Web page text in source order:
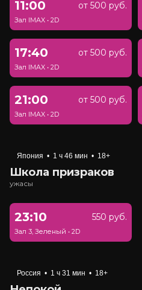
11:00 от 500 руб.
Зал IMAX • 2D
17:40 от 500 руб.
Зал IMAX • 2D
21:00 от 500 руб.
Зал IMAX • 2D
Япония • 1 ч 46 мин • 18+
Школа призраков
ужасы
23:10 550 руб.
Зал 3, Зеленый • 2D
Россия • 1 ч 31 мин • 18+